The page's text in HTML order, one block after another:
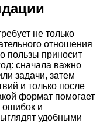
не только
отношения
пользы приносит
сначала важно
задачи, затем
и только после
формат помогает
ошибок и
удобными